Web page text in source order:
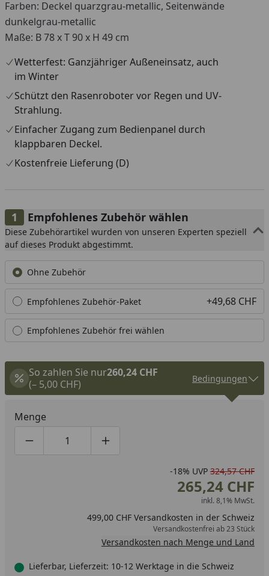
Farben: Deckel quarzgrau-metallic, Seitenwände
dunkelgrau-metallic
Maße: B 78 x T 90 x H 49 cm
Wetterfest: Ganzjähriger Außeneinsatz, auch
im Winter
Schützt den Rasenroboter vor Regen und UV-
Strahlung.
Einfacher Zugang zum Bedienpanel durch
klappbaren Deckel.
Kostenfreie Lieferung (D)
Empfohlenes Zubehör wählen
Diese Zubehörartikel wurden von unseren Experten speziell
auf dieses Produkt abgestimmt.
Ohne Zubehör
Empfohlenes Zubehör-Paket +49,68 CHF
Empfohlenes Zubehör frei wählen
So zahlen Sie nur260,24 CHF
(– 5,00 CHF)
Bedingungen
Menge
Produktmenge um eins verringern
Produktmenge manuell eingeben
Produktmenge um eins erhöhen
-18% UVP 324,57 CHF
265,24 CHF
inkl. 8,1% MwSt.
499,00 CHF Versandkosten in der Schweiz
Versandkostenfrei ab 23 Stück
Versandkosten nach Menge und Land
Lieferbar, Lieferzeit: 10-12 Werktage in die Schweiz